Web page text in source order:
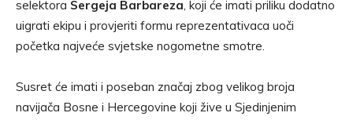
selektora Sergeja Barbareza, koji će imati priliku dodatno
uigrati ekipu i provjeriti formu reprezentativaca uoči
početka najveće svjetske nogometne smotre.
Susret će imati i poseban značaj zbog velikog broja
navijača Bosne i Hercegovine koji žive u Sjedinjenim